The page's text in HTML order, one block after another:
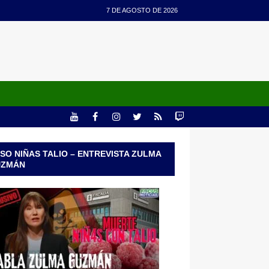
7 DE AGOSTO DE 2026
NIÑAS TALIO – ENTREVISTA ZULMA